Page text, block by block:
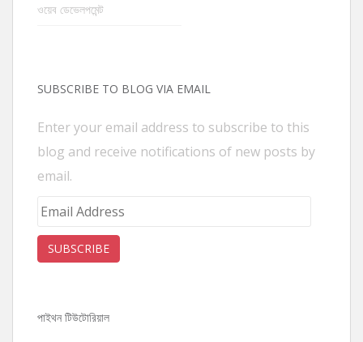
ওয়েব ডেভেলপমেন্ট
SUBSCRIBE TO BLOG VIA EMAIL
Enter your email address to subscribe to this
blog and receive notifications of new posts by
email.
Email
Address
SUBSCRIBE
পাইথন টিউটোরিয়াল